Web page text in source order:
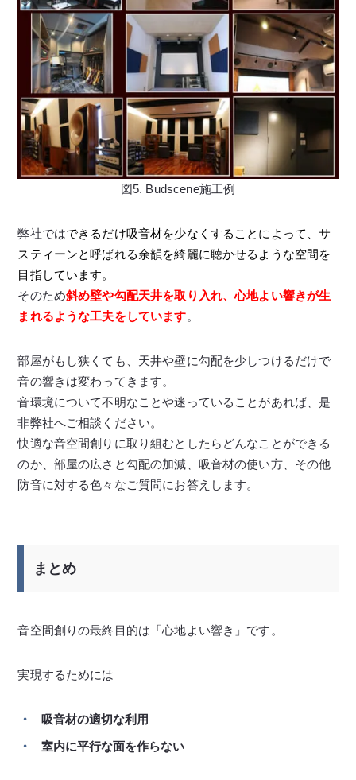
図5. Budscene施工例
弊社ではできるだけ吸音材を少なくすることによって、サ
スティーンと呼ばれる余韻を綺麗に聴かせるような空間を
目指しています。
そのため斜め壁や勾配天井を取り入れ、心地よい響きが生
まれるような工夫をしています。
部屋がもし狭くても、天井や壁に勾配を少しつけるだけで
音の響きは変わってきます。
音環境について不明なことや迷っていることがあれば、是
非弊社へご相談ください。
快適な音空間創りに取り組むとしたらどんなことができる
のか、部屋の広さと勾配の加減、吸音材の使い方、その他
防音に対する色々なご質問にお答えします。
まとめ
音空間創りの最終目的は「心地よい響き」です。
実現するためには
吸音材の適切な利用
室内に平行な面を作らない